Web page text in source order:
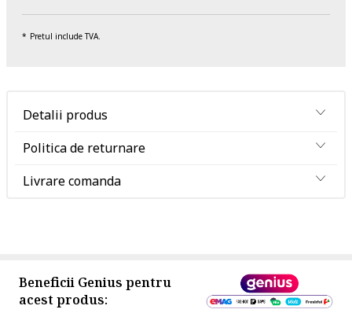
Pretul include TVA.
Detalii produs
Politica de returnare
Livrare comanda
Beneficii Genius pentru
acest produs: